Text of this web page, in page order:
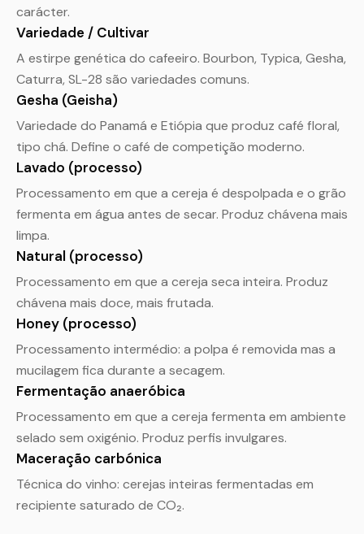
carácter.
Variedade / Cultivar
A estirpe genética do cafeeiro. Bourbon, Typica, Gesha,
Caturra, SL-28 são variedades comuns.
Gesha (Geisha)
Variedade do Panamá e Etiópia que produz café floral,
tipo chá. Define o café de competição moderno.
Lavado (processo)
Processamento em que a cereja é despolpada e o grão
fermenta em água antes de secar. Produz chávena mais
limpa.
Natural (processo)
Processamento em que a cereja seca inteira. Produz
chávena mais doce, mais frutada.
Honey (processo)
Processamento intermédio: a polpa é removida mas a
mucilagem fica durante a secagem.
Fermentação anaeróbica
Processamento em que a cereja fermenta em ambiente
selado sem oxigénio. Produz perfis invulgares.
Maceração carbónica
Técnica do vinho: cerejas inteiras fermentadas em
recipiente saturado de CO₂.